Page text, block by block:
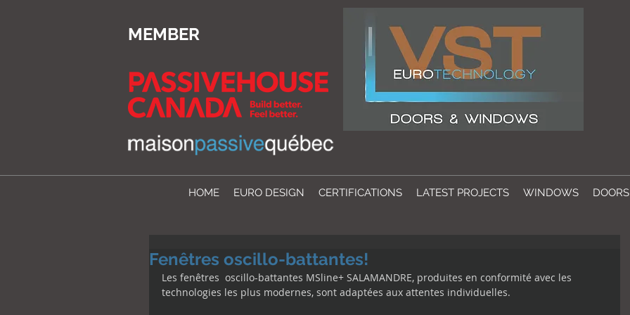
MEMBER
HOME EURO DESIGN CERTIFICATIONS LATEST PROJECTS WINDOWS DOORS
Fenêtres oscillo-battantes!
Les fenêtres  oscillo-battantes MSline+ SALAMANDRE, produites en conformité avec les
technologies les plus modernes, sont adaptées aux attentes individuelles.